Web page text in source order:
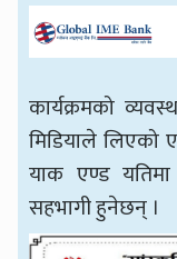
कार्यक्रमको
मिडियाले
याक एण्ड यतिमा
सहभागी हुनेछन् ।